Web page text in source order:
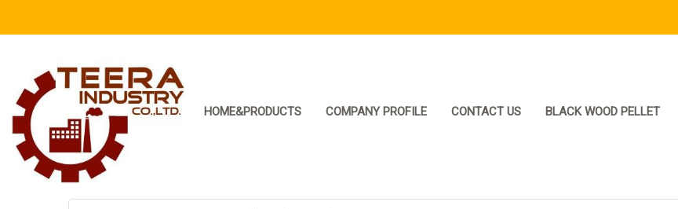
HOME&PRODUCTS COMPANY PROFILE CONTACT US BLACK WOOD PELLET